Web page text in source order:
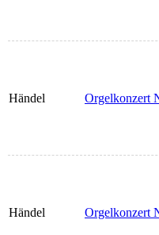
Händel Orgelkonzert
Händel Orgelkonzert